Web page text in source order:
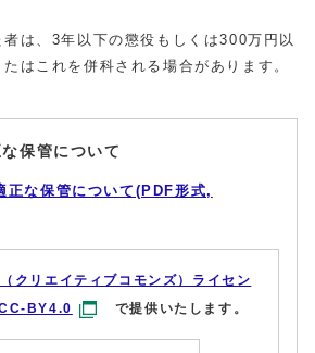
は、3年以下の懲役もしくは300万円以
はこれを併科される場合があります。
保管について
正な保管について(PDF形式,
クリエイティブコモンズ）ライセン
BY4.0 で提供いたします。